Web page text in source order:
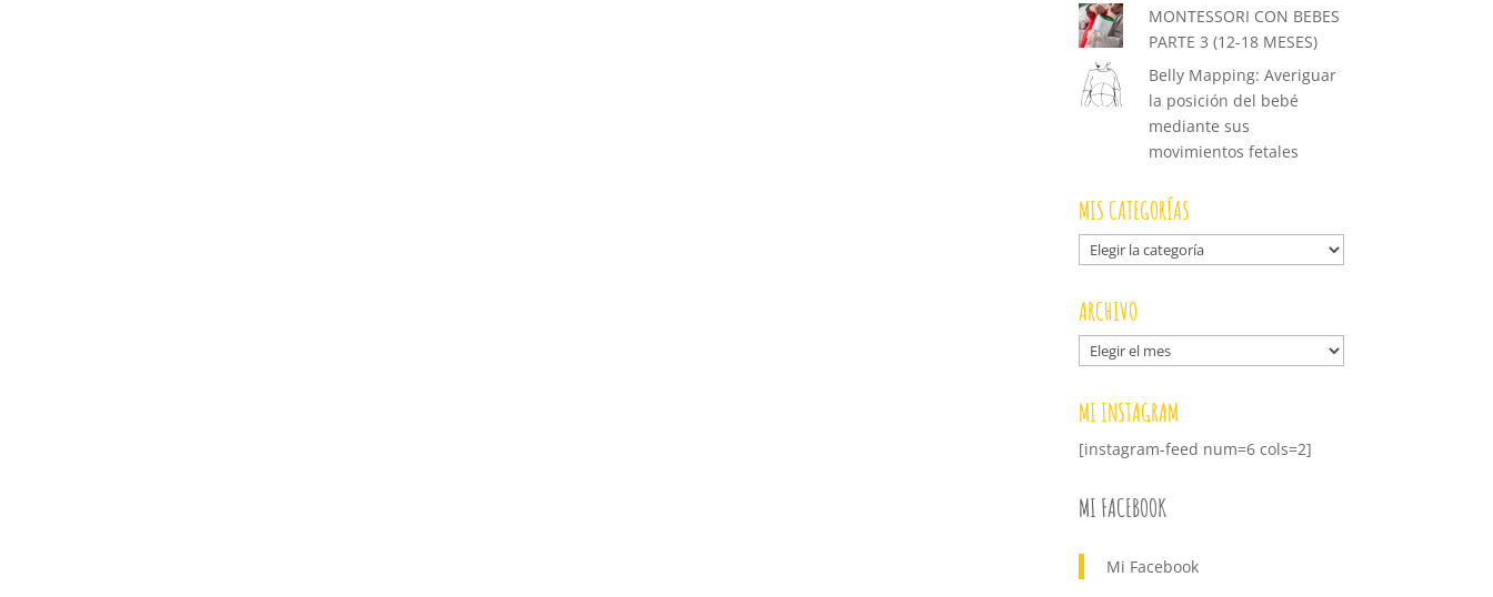
MONTESSORI CON BEBES
PARTE 3 (12-18 MESES)
Belly Mapping: Averiguar
la posición del bebé
mediante sus
movimientos fetales
MIS CATEGORÍAS
Mis
categorías
ARCHIVO
Archivo
MI INSTAGRAM
[instagram-feed num=6 cols=2]
MI FACEBOOK
Mi Facebook